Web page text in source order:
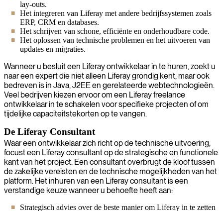
lay-outs.
Het integreren van Liferay met andere bedrijfssystemen zoals
ERP, CRM en databases.
Het schrijven van schone, efficiënte en onderhoudbare code.
Het oplossen van technische problemen en het uitvoeren van
updates en migraties.
Wanneer u besluit een Liferay ontwikkelaar in te huren, zoekt u
naar een expert die niet alleen Liferay grondig kent, maar ook
bedreven is in Java, J2EE en gerelateerde webtechnologieën.
Veel bedrijven kiezen ervoor om een Liferay freelance
ontwikkelaar in te schakelen voor specifieke projecten of om
tijdelijke capaciteitstekorten op te vangen.
De Liferay Consultant
Waar een ontwikkelaar zich richt op de technische uitvoering,
focust een Liferay consultant op de strategische en functionele
kant van het project. Een consultant overbrugt de kloof tussen
de zakelijke vereisten en de technische mogelijkheden van het
platform. Het inhuren van een Liferay consultant is een
verstandige keuze wanneer u behoefte heeft aan:
Strategisch advies over de beste manier om Liferay in te zetten